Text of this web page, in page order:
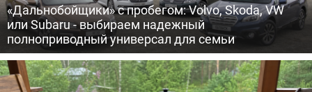
«Дальнобойщики» с пробегом: Volvo, Skoda, VW
или Subaru - выбираем надежный
полноприводный универсал для семьи